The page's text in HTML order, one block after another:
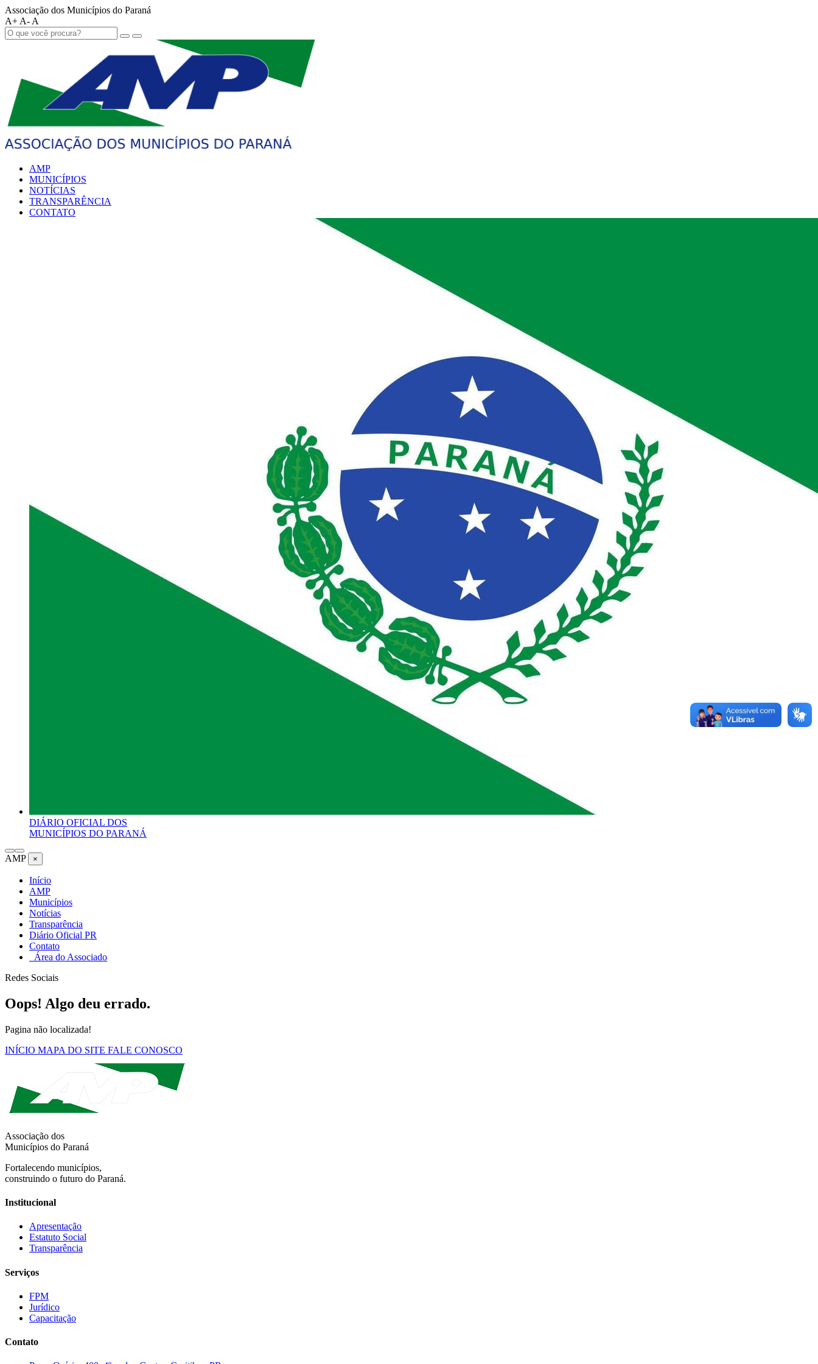
Associação dos Municípios do Paraná
A+ A- A
AMP
MUNICÍPIOS
NOTÍCIAS
TRANSPARÊNCIA
CONTATO
DIÁRIO OFICIAL DOS
MUNICÍPIOS DO PARANÁ
AMP ×
Início
AMP
Municípios
Notícias
Transparência
Diário Oficial PR
Contato
Área do Associado
Redes Sociais
Oops! Algo deu errado.
Pagina não localizada!
INÍCIO MAPA DO SITE FALE CONOSCO
Associação dos
Municípios do Paraná
Fortalecendo municípios,
construindo o futuro do Paraná.
Institucional
Apresentação
Estatuto Social
Transparência
Serviços
FPM
Jurídico
Capacitação
Contato